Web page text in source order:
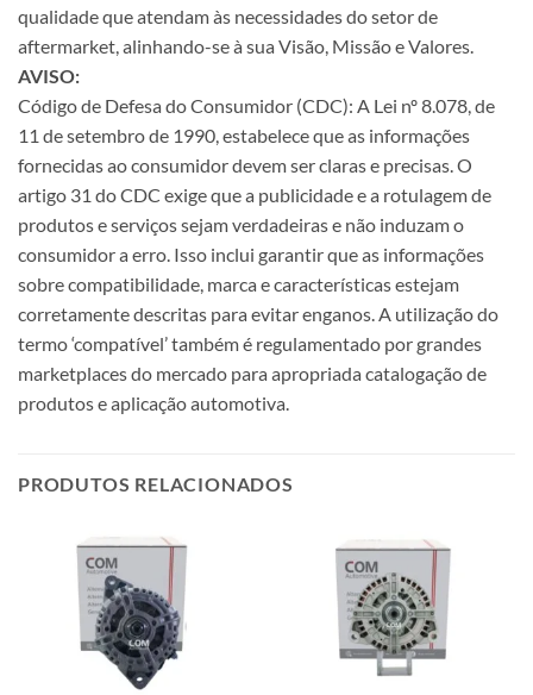
qualidade que atendam às necessidades do setor de
aftermarket, alinhando-se à sua Visão, Missão e Valores.
AVISO:
Código de Defesa do Consumidor (CDC): A Lei nº 8.078, de
11 de setembro de 1990, estabelece que as informações
fornecidas ao consumidor devem ser claras e precisas. O
artigo 31 do CDC exige que a publicidade e a rotulagem de
produtos e serviços sejam verdadeiras e não induzam o
consumidor a erro. Isso inclui garantir que as informações
sobre compatibilidade, marca e características estejam
corretamente descritas para evitar enganos. A utilização do
termo ‘compatível’ também é regulamentado por grandes
marketplaces do mercado para apropriada catalogação de
produtos e aplicação automotiva.
PRODUTOS RELACIONADOS